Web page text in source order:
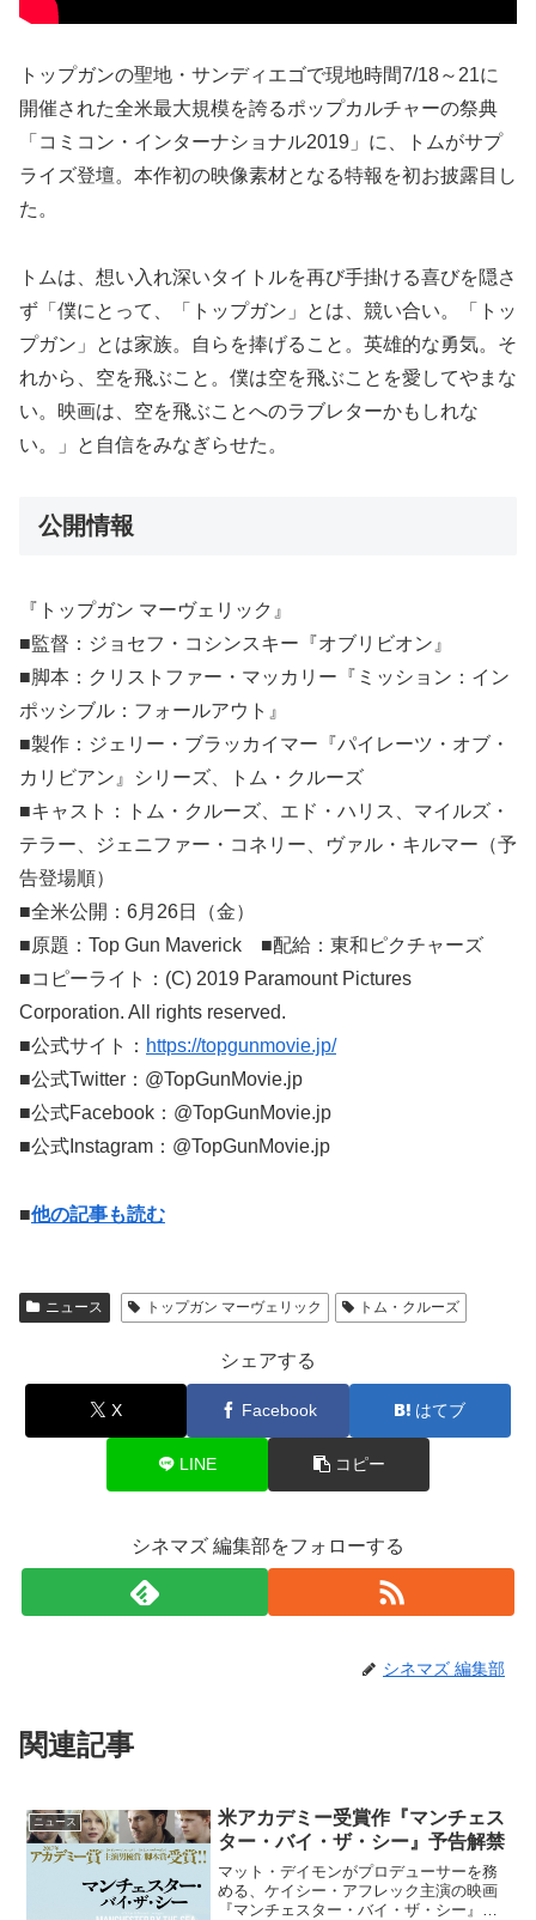
トップガンの聖地・サンディエゴで現地時間7/18～21に
開催された全米最大規模を誇るポップカルチャーの祭典
「コミコン・インターナショナル2019」に、トムがサプ
ライズ登壇。本作初の映像素材となる特報を初お披露目し
た。
トムは、想い入れ深いタイトルを再び手掛ける喜びを隠さ
ず「僕にとって、「トップガン」とは、競い合い。「トッ
プガン」とは家族。自らを捧げること。英雄的な勇気。そ
れから、空を飛ぶこと。僕は空を飛ぶことを愛してやまな
い。映画は、空を飛ぶことへのラブレターかもしれな
い。」と自信をみなぎらせた。
公開情報
『トップガン マーヴェリック』
■監督：ジョセフ・コシンスキー『オブリビオン』
■脚本：クリストファー・マッカリー『ミッション：イン
ポッシブル：フォールアウト』
■製作：ジェリー・ブラッカイマー『パイレーツ・オブ・
カリビアン』シリーズ、トム・クルーズ
■キャスト：トム・クルーズ、エド・ハリス、マイルズ・
テラー、ジェニファー・コネリー、ヴァル・キルマー（予
告登場順）
■全米公開：6月26日（金）
■原題：Top Gun Maverick ■配給：東和ピクチャーズ
■コピーライト：(C) 2019 Paramount Pictures
Corporation. All rights reserved.
■公式サイト： https://topgunmovie.jp/
■公式Twitter：@TopGunMovie.jp
■公式Facebook：@TopGunMovie.jp
■公式Instagram：@TopGunMovie.jp
■他の記事も読む
ニュース トップガン マーヴェリック トム・クルーズ
シェアする
X Facebook はてブ
LINE コピー
シネマズ 編集部をフォローする
シネマズ 編集部
関連記事
ニュース
米アカデミー受賞作『マンチェス
ター・バイ・ザ・シー』予告解禁
マット・デイモンがプロデューサーを務
める、ケイシー・アフレック主演の映画
『マンチェスター・バイ・ザ・シー』の